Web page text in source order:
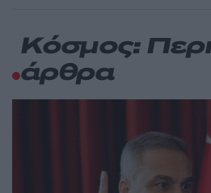
Κόσμος:
άρθρα